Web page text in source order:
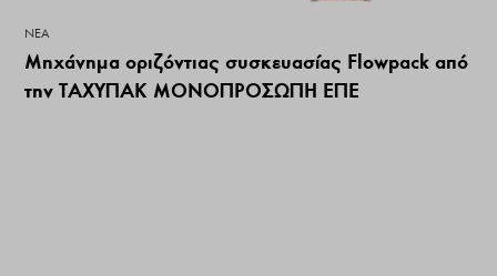
ΝΕΑ
Μηχάνημα οριζόντιας συσκευασίας Flowpack από
την ΤΑΧΥΠΑΚ ΜΟΝΟΠΡΟΣΩΠΗ ΕΠΕ